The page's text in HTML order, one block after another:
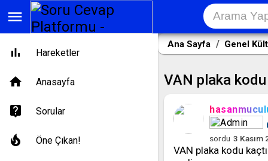
menu
Hareketler
Anasayfa
Sorular
Öne Çıkan!
Ana Sayfa Genel
VAN plaka kodu
sordu 3 Kasım
VAN plaka kodu